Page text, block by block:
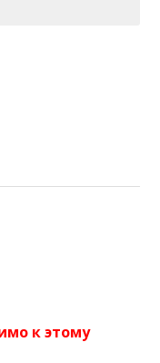
к этому